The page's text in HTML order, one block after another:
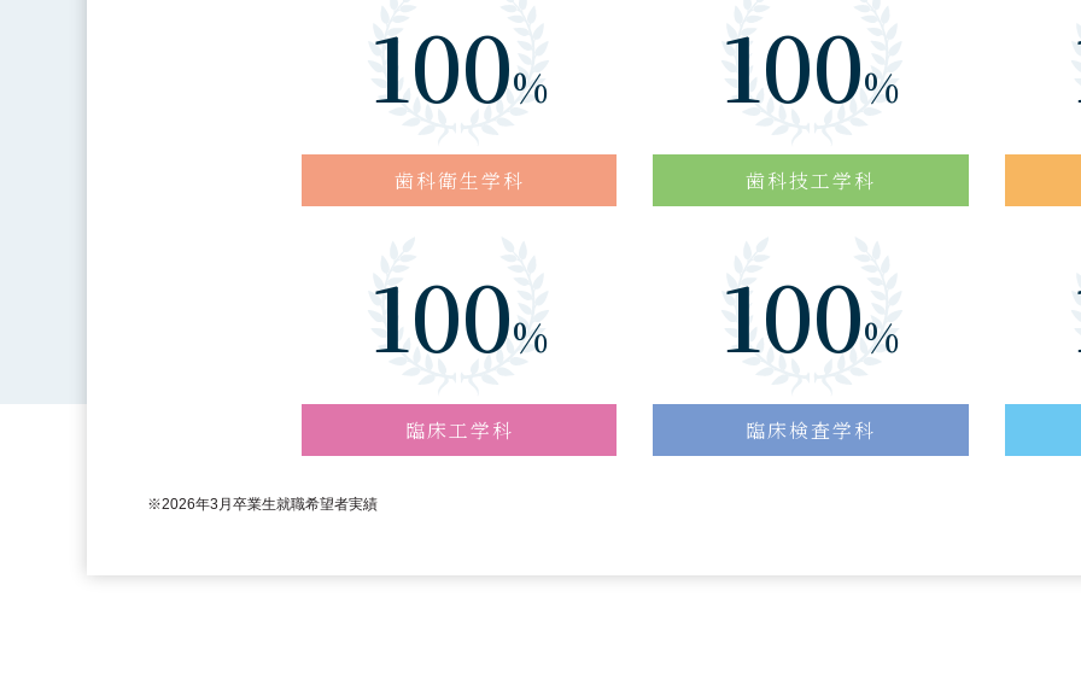
100%
歯科衛生学科
100%
歯科技工学科
100%
臨床工学科
100%
臨床検査学科
※2026年3月卒業生就職希望者実績